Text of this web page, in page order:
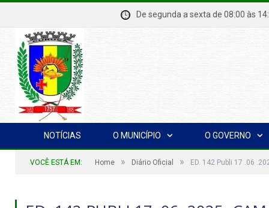
De segunda a sexta de 08:00
NOTÍCIAS O MUNICÍPIO O GOVERNO
VOCÊ ESTÁ EM: Home » Diário Oficial » ED. 142 Publi 17 .06